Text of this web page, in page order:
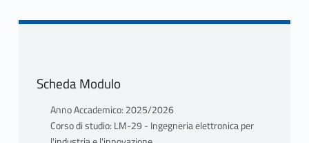
bassa cross-polarizzazione. Sistemi a doppio
microstriscia. Proprietà dei mezzi artificiali
periodici e a band-gap elettromagnetico.
Applicazione alle antenne.
Scheda Modulo
Anno Accademico: 2025/2026
Corso di studio: LM-29 - Ingegneria elettronica per